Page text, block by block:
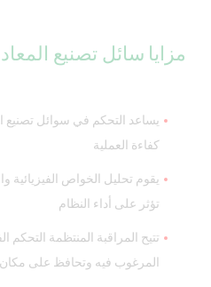
مزايا سائل تصنيع
يساعد التحكم في سوائل تصنيع
كفاءة العملية
يقوم تحليل الخواص الفيزيائية
تؤثر على أداء النظام
تتيح المراقبة المنتظمة التحكم
المرغوب فيه وتحافظ على